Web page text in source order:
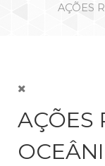
AÇÕES
AÇÕES